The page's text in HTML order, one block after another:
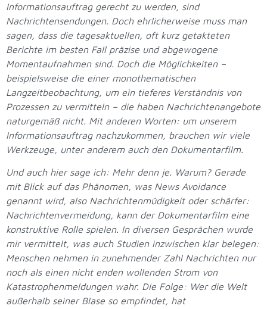
Informationsauftrag gerecht zu werden, sind
Nachrichtensendungen. Doch ehrlicherweise muss man
sagen, dass die tagesaktuellen, oft kurz getakteten
Berichte im besten Fall präzise und abgewogene
Momentaufnahmen sind. Doch die Möglichkeiten –
beispielsweise die einer monothematischen
Langzeitbeobachtung, um ein tieferes Verständnis von
Prozessen zu vermitteln – die haben Nachrichtenangebote
naturgemäß nicht. Mit anderen Worten: um unserem
Informationsauftrag nachzukommen, brauchen wir viele
Werkzeuge, unter anderem auch den Dokumentarfilm.
Und auch hier sage ich: Mehr denn je. Warum? Gerade
mit Blick auf das Phänomen, was News Avoidance
genannt wird, also Nachrichtenmüdigkeit oder schärfer:
Nachrichtenvermeidung, kann der Dokumentarfilm eine
konstruktive Rolle spielen. In diversen Gesprächen wurde
mir vermittelt, was auch Studien inzwischen klar belegen:
Menschen nehmen in zunehmender Zahl Nachrichten nur
noch als einen nicht enden wollenden Strom von
Katastrophenmeldungen wahr. Die Folge: Wer die Welt
außerhalb seiner Blase so empfindet, hat